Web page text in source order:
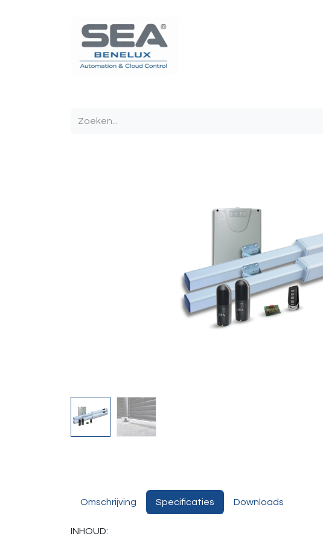
Poortautomatisatie Toegangscontrole
Omschrijving Specificaties Downloads
INHOUD: